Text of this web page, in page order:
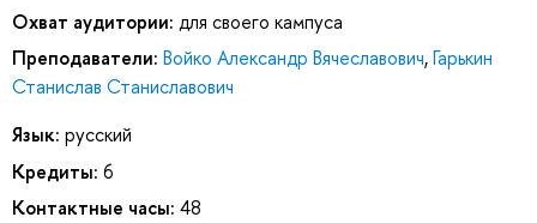
Охват аудитории: для своего кампуса
Преподаватели: Войко Александр Вячеславович,Гарькин
Станислав Станиславович
Язык: русский
Кредиты: 6
Контактные часы: 48